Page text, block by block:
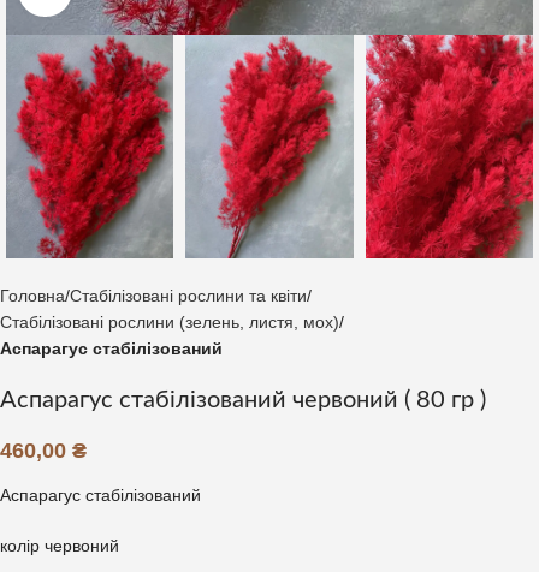
Головна Стабілізовані рослини та квіти
Стабілізовані рослини (зелень, листя, мох)
Аспарагус стабілізований
Аспарагус стабілізований червоний ( 80 гр )
460,00 ₴
Аспарагус стабілізований
колір червоний